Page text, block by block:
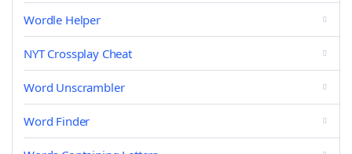
Wordle Helper
NYT Crossplay Cheat
Word Unscrambler
Word Finder